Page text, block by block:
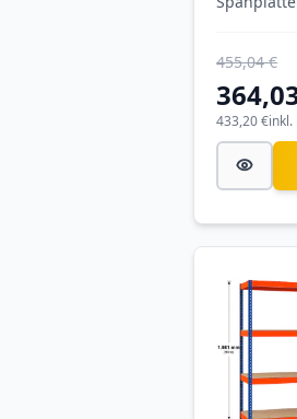
blau/
Ebenen,
Feldlast
455,04 €
inkl.
433,20 €